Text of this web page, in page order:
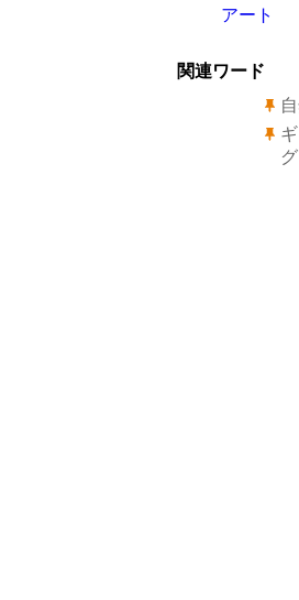
アート
関連ワード
グ